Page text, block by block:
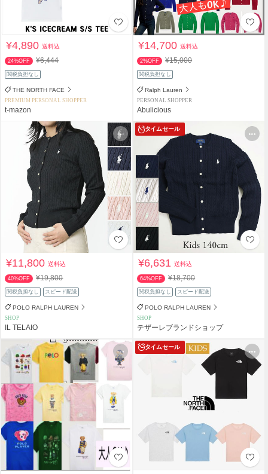
¥4,890送料込
24%OFF ¥6,444
関税負担なし
THE NORTH FACE
PREMIUM PERSONAL SHOPPER
t-mazon
¥14,700送料込
2%OFF ¥15,000
関税負担なし
Ralph Lauren
PERSONAL SHOPPER
Abulicious
¥11,800送料込
40%OFF ¥19,800
関税負担なし スピード配送
POLO RALPH LAUREN
SHOP
IL TELAIO
タイムセール
¥6,631送料込
64%OFF ¥18,700
関税負担なし スピード配送
POLO RALPH LAUREN
SHOP
テザーレブランドショップ
タイムセール